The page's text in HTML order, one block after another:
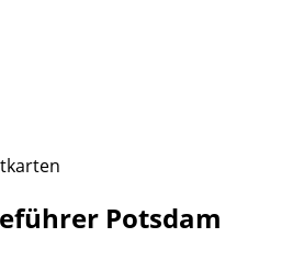
Potsdam